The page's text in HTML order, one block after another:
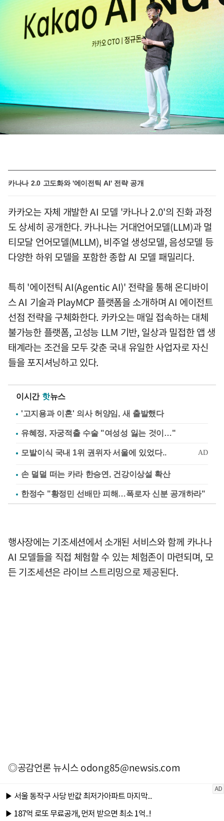
카나나 2.0 고도화와 '에이전틱 AI' 전략 공개
카카오는 자체 개발한 AI 모델 '카나나 2.0'의 진화 과정
도 상세히 공개한다. 카나나는 거대언어모델(LLM)과 멀
티모달 언어모델(MLLM), 비주얼 생성모델, 음성모델 등
다양한 하위 모델을 포함한 종합 AI 모델 패밀리다.
특히 '에이전틱 AI(Agentic AI)' 전략을 통해 온디바이
스 AI 기술과 PlayMCP 플랫폼을 소개하며 AI 에이전트
선점 전략을 구체화한다. 카카오는 매일 접속하는 대체
불가능한 플랫폼, 고성능 LLM 기반, 일상과 밀접한 앱 생
태계라는 조건을 모두 갖춘 국내 유일한 사업자로 자신
들을 포지셔닝하고 있다.
이시간 핫뉴스
'고지용과 이혼' 의사 허양임, 새 출발했다
유혜정, 자궁적출 수술 "여성성 잃는 것이…"
손 덜덜 떠는 카라 한승연, 건강이상설 확산
한정수 "황정민 선배만 피해…폭로자 신분 공개하라"
행사장에는 기조세션에서 소개된 서비스와 함께 카나나
AI 모델들을 직접 체험할 수 있는 체험존이 마련되며, 모
든 기조세션은 라이브 스트리밍으로 제공된다.
◎공감언론 뉴시스odong85@newsis.com